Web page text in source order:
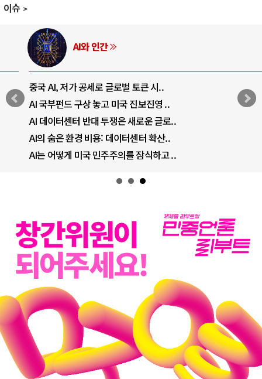
이슈
AI와 인간
중국 AI, 저가 공세로 글로벌 토큰 시..
AI 국부펀드 구상 놓고 미국 진보진영 ..
AI 데이터센터 반대 투쟁은 새로운 글로..
AI의 숨은 환경 비용: 데이터센터 확산..
AI는 어떻게 미국 민주주의를 잠식하고 ..